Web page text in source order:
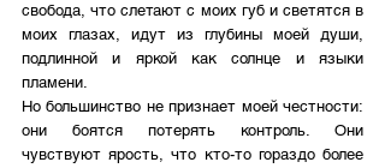
свобода, что слетают с моих губ и светятся в
моих глазах, идут из глубины моей души,
подлинной и яркой как солнце и языки
пламени.
Но большинство не признает моей честности:
они боятся потерять контроль. Они
чувствуют ярость, что кто-то гораздо более